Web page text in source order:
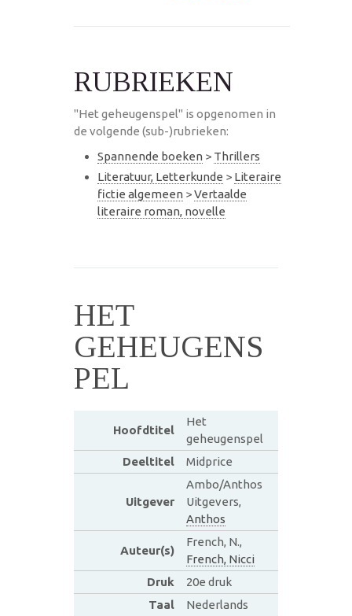
RUBRIEKEN
"Het geheugenspel" is opgenomen in
de volgende (sub-)rubrieken:
Spannende boeken > Thrillers
Literatuur, Letterkunde > Literaire
fictie algemeen >Vertaalde
literaire roman, novelle
HET
GEHEUGENS
PEL
Hoofdtitel
Het
geheugenspel
Deeltitel
Midprice
Uitgever
Ambo/Anthos
Uitgevers,
Anthos
Auteur(s)
French, N.,
French, Nicci
Druk
20e druk
Taal
Nederlands